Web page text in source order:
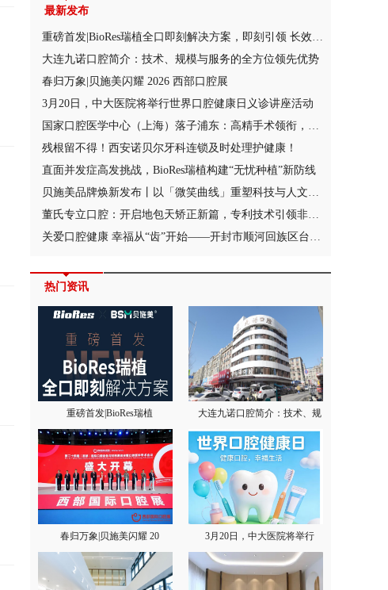
最新发布
重磅首发|BioRes瑞植全口即刻解决方案，即刻引领 长效稳定！
大连九诺口腔简介：技术、规模与服务的全方位领先优势
春归万象|贝施美闪耀 2026 西部口腔展
3月20日，中大医院将举行世界口腔健康日义诊讲座活动
国家口腔医学中心（上海）落子浦东：高精手术领衔，破解就医“迷宫寻路”难题
残根留不得！西安诺贝尔牙科连锁及时处理护健康！
直面并发症高发挑战，BioRes瑞植构建“无忧种植”新防线
贝施美品牌焕新发布丨以「微笑曲线」重塑科技与人文的微笑生态
董氏专立口腔：开启地包天矫正新篇，专利技术引领非手术时代
关爱口腔健康 幸福从“齿”开始——开封市顺河回族区台办开展“口腔健康 全身健康”护牙健康讲座
热门资讯
重磅首发|BioRes瑞植 大连九诺口腔简介：技术、规
春归万象|贝施美闪耀 20 3月20日，中大医院将举行